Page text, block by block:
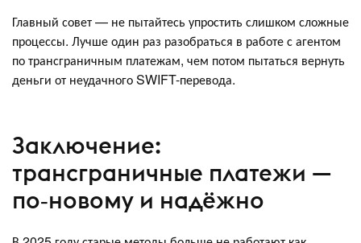
Главный совет — не пытайтесь упростить слишком сложные
процессы. Лучше один раз разобраться в работе с агентом
по трансграничным платежам, чем потом пытаться вернуть
деньги от неудачного SWIFT-перевода.
Заключение:
трансграничные платежи —
по‑новому и надёжно